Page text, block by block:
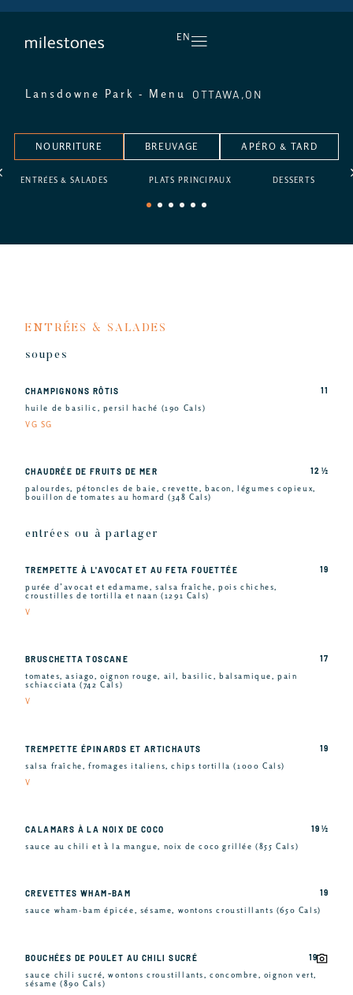
EN
Lansdowne Park - Menu OTTAWA,ON
NOURRITURE BREUVAGE APÉRO & TARD
ENTRÉES & SALADES PLATS PRINCIPAUX DESSERTS
ENTRÉES & SALADES
soupes
CHAMPIGNONS RÔTIS
huile de basilic, persil haché (190 Cals)
VG SG
11
CHAUDRÉE DE FRUITS DE MER
palourdes, pétoncles de baie, crevette, bacon, légumes copieux,
bouillon de tomates au homard (348 Cals)
12 ½
entrées ou à partager
TREMPETTE À L'AVOCAT ET AU FETA FOUETTÉE
purée d’avocat et edamame, salsa fraîche, pois chiches,
croustilles de tortilla et naan (1291 Cals)
V
19
BRUSCHETTA TOSCANE
tomates, asiago, oignon rouge, ail, basilic, balsamique, pain
schiacciata (742 Cals)
V
17
TREMPETTE ÉPINARDS ET ARTICHAUTS
salsa fraîche, fromages italiens, chips tortilla (1000 Cals)
V
19
CALAMARS À LA NOIX DE COCO
sauce au chili et à la mangue, noix de coco grillée (855 Cals)
19 ½
CREVETTES WHAM-BAM
sauce wham-bam épicée, sésame, wontons croustillants (650 Cals)
19
BOUCHÉES DE POULET AU CHILI SUCRÉ
sauce chili sucré, wontons croustillants, concombre, oignon vert,
sésame (890 Cals)
19